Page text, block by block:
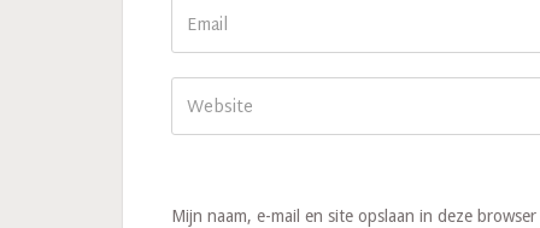
Mijn naam, e-mail en site opslaan in deze